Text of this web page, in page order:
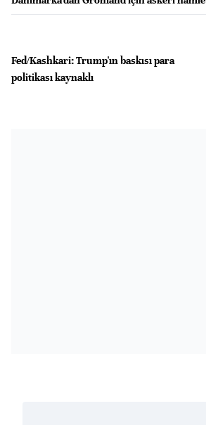
Fed/Kashkari: Trump'ın baskısı para
politikası kaynaklı